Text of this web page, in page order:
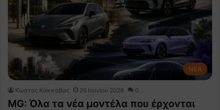
NEA
Κώστας Κάκκαβας 26 Ιουνίου 2026 0
MG: Όλα τα νέα μοντέλα που έρχονται